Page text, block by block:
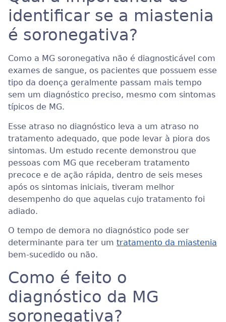
identificar se a miastenia
é soronegativa?
Como a MG soronegativa não é diagnosticável com
exames de sangue, os pacientes que possuem esse
tipo da doença geralmente passam mais tempo
sem um diagnóstico preciso, mesmo com sintomas
típicos de MG.
Esse atraso no diagnóstico leva a um atraso no
tratamento adequado, que pode levar à piora dos
sintomas. Um estudo recente demonstrou que
pessoas com MG que receberam tratamento
precoce e de ação rápida, dentro de seis meses
após os sintomas iniciais, tiveram melhor
desempenho do que aquelas cujo tratamento foi
adiado.
O tempo de demora no diagnóstico pode ser
determinante para ter um tratamento da miastenia
bem-sucedido ou não.
Como é feito o
diagnóstico da MG
soronegativa?